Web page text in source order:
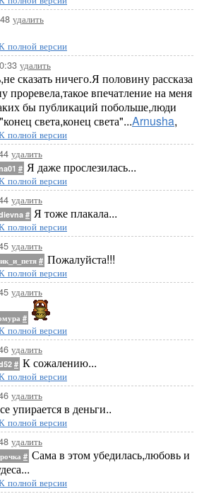
удалить
полной версии
удалить
сказать ничего.Я половину рассказа
проревела,такое впечатление на меня
бы публикаций побольше,люди
света,конец света"...Arnusha,
полной версии
удалить
# Я даже прослезилась...
полной версии
удалить
# Я тоже плакала...
полной версии
удалить
# Пожалуйста!!!
полной версии
удалить
#
полной версии
удалить
# К сожалению...
полной версии
удалить
упирается в деньги..
полной версии
удалить
# Сама в этом убедилась,любовь и
полной версии